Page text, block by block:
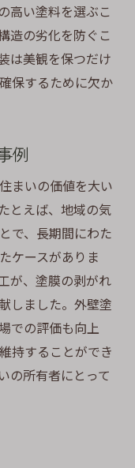
える驚きの効果
エネルギー効
の外壁リニュ
音効果
壁塗装の社会
に与える心理的
る環境保護
高い塗料を選ぶこ
造の劣化を防ぐこ
は美観を保つだけ
保するために欠か
例
まいの価値を大い
とえば、地域の気
で、長期間にわた
ケースがありま
が、塗膜の剥がれ
しました。外壁塗
での評価も向上
持することができ
の所有者にとって